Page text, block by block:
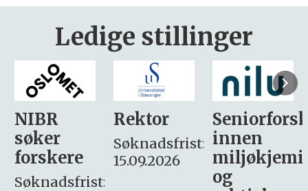
Ledige stillinger
Rektor
Søknadsfrist:
15.09.2026
Seniorforsker
innen
miljøkjemi
søker
– fast